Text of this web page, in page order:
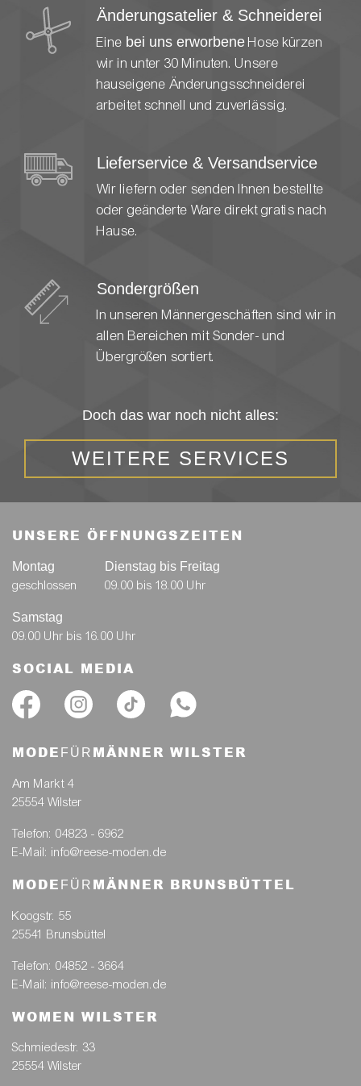
Änderungsatelier & Schneiderei
Eine bei uns erworbene Hose kürzen
wir in unter 30 Minuten. Unsere
hauseigene Änderungsschneiderei
arbeitet schnell und zuverlässig.
Lieferservice & Versandservice
Wir liefern oder senden Ihnen bestellte
oder geänderte Ware direkt gratis nach
Hause.
Sondergrößen
In unseren Männergeschäften sind wir in
allen Bereichen mit Sonder- und
Übergrößen sortiert.
Doch das war noch nicht alles:
WEITERE SERVICES
UNSERE ÖFFNUNGSZEITEN
Montag
geschlossen
Dienstag bis Freitag
09.00 bis 18.00 Uhr
Samstag
09.00 Uhr bis 16.00 Uhr
SOCIAL MEDIA
MODE FÜR MÄNNER WILSTER
Am Markt 4
25554 Wilster
Telefon: 04823 - 6962
E-Mail: info@reese-moden.de
MODE FÜR MÄNNER BRUNSBÜTTEL
Koogstr. 55
25541 Brunsbüttel
Telefon: 04852 - 3664
E-Mail: info@reese-moden.de
WOMEN WILSTER
Schmiedestr. 33
25554 Wilster